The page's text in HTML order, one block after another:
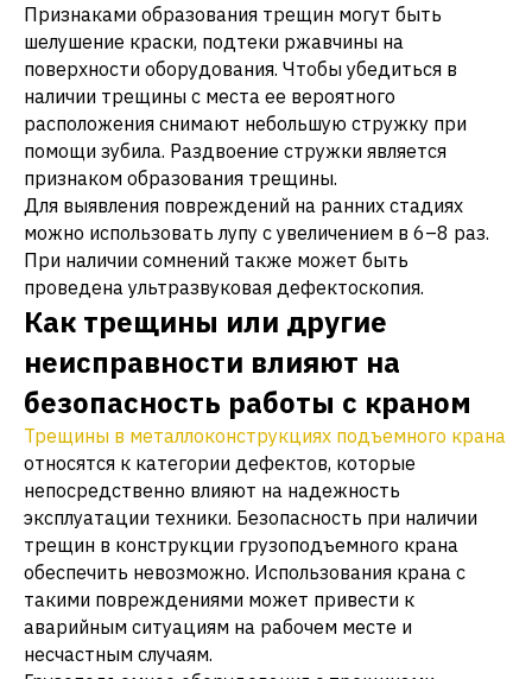
Признаками образования трещин могут быть
шелушение краски, подтеки ржавчины на
поверхности оборудования. Чтобы убедиться в
наличии трещины с места ее вероятного
расположения снимают небольшую стружку при
помощи зубила. Раздвоение стружки является
признаком образования трещины.
Для выявления повреждений на ранних стадиях
можно использовать лупу с увеличением в 6–8 раз.
При наличии сомнений также может быть
проведена ультразвуковая дефектоскопия.
Как трещины или другие
неисправности влияют на
безопасность работы с краном
Трещины в металлоконструкциях подъемного крана
относятся к категории дефектов, которые
непосредственно влияют на надежность
эксплуатации техники. Безопасность при наличии
трещин в конструкции грузоподъемного крана
обеспечить невозможно. Использования крана с
такими повреждениями может привести к
аварийным ситуациям на рабочем месте и
несчастным случаям.